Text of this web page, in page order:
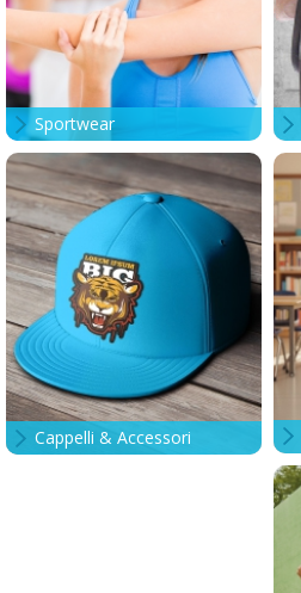
Sportwear
Cappelli & Accessori